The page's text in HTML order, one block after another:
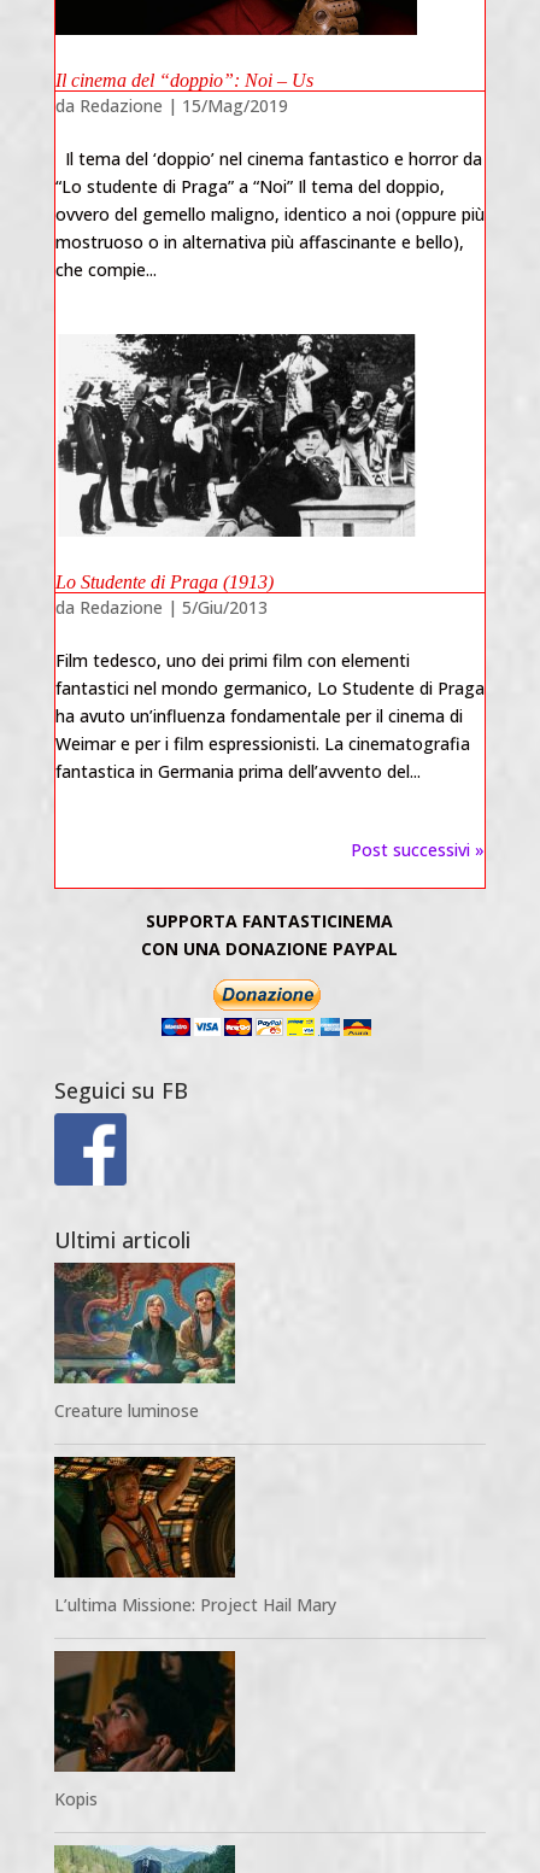
Il cinema del “doppio”: Noi – Us
da Redazione | 15/Mag/2019
Il tema del ‘doppio’ nel cinema fantastico e horror da
“Lo studente di Praga” a “Noi” Il tema del doppio,
ovvero del gemello maligno, identico a noi (oppure più
mostruoso o in alternativa più affascinante e bello),
che compie...
Lo Studente di Praga (1913)
da Redazione | 5/Giu/2013
Film tedesco, uno dei primi film con elementi
fantastici nel mondo germanico, Lo Studente di Praga
ha avuto un’influenza fondamentale per il cinema di
Weimar e per i film espressionisti. La cinematografia
fantastica in Germania prima dell’avvento del...
Post successivi »
SUPPORTA FANTASTICINEMA
CON UNA DONAZIONE PAYPAL
Seguici su FB
Ultimi articoli
Creature luminose
L’ultima Missione: Project Hail Mary
Kopis